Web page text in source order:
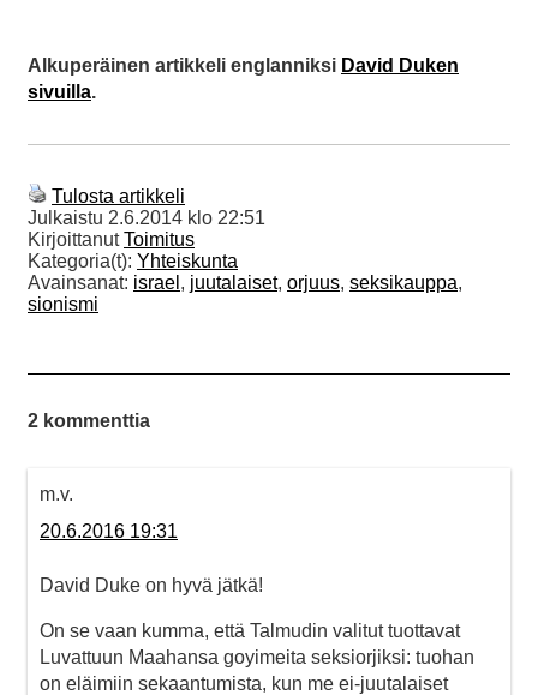
Alkuperäinen artikkeli englanniksi David Duken
sivuilla.
Tulosta artikkeli
Julkaistu 2.6.2014 klo 22:51
KirjoittanutToimitus
Kategoria(t): Yhteiskunta
Avainsanat: israel , juutalaiset, orjuus, seksikauppa,
sionismi
2 kommenttia
m.v.
20.6.2016 19:31
David Duke on hyvä jätkä!
On se vaan kumma, että Talmudin valitut tuottavat
Luvattuun Maahansa goyimeita seksiorjiksi: tuohan
on eläimiin sekaantumista, kun me ei-juutalaiset